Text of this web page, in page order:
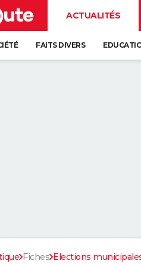
ACTUALITÉS
FAITS DIVERS
Fiches Elections